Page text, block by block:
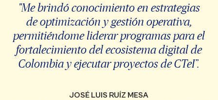
"Me brindó conocimiento en estrategias
de optimización y gestión operativa,
permitiéndome liderar programas para el
fortalecimiento del ecosistema digital de
Colombia y ejecutar proyectos de CTeI”.
JOSÉ LUIS RUÍZ MESA